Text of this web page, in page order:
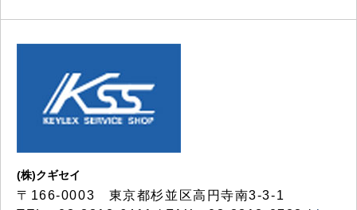
(株)クギセイ
〒166-0003 東京都杉並区高円寺南3-3-1